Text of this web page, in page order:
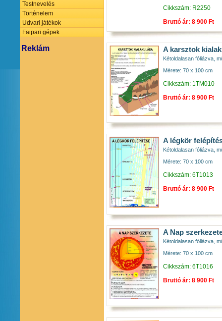
Testnevelés
Történelem
Udvari játékok
Faipari gépek
Reklám
Cikkszám: R2250
Bruttó ár: 8 900 Ft
A karsztok
Kétoldalasan fóliázva,
Mérete: 70 x 100 cm
Cikkszám: 1TM010
Bruttó ár: 8 900 Ft
A légkör
Kétoldalasan fóliázva,
Mérete: 70 x 100 cm
Cikkszám: 6T1013
Bruttó ár: 8 900 Ft
A Nap
Kétoldalasan fóliázva,
Mérete: 70 x 100 cm
Cikkszám: 6T1016
Bruttó ár: 8 900 Ft